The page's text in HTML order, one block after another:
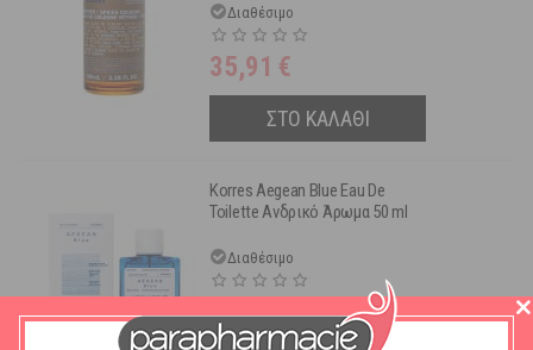
Διαθέσιμο
35,91 €
ΣΤΟ ΚΑΛΑΘΙ
Korres Aegean Blue Eau De
Toilette Ανδρικό Άρωμα 50 ml
Διαθέσιμο
35,91€